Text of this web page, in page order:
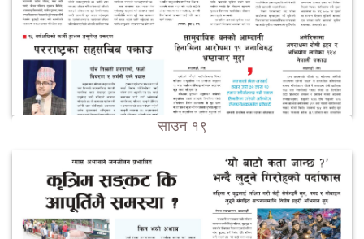
साउन १९